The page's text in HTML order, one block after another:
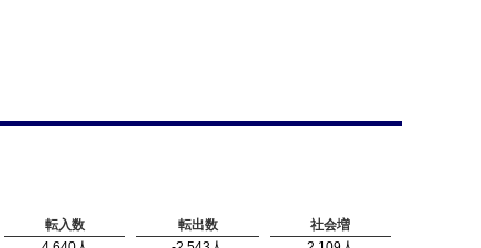
転入数 転出数
社会増